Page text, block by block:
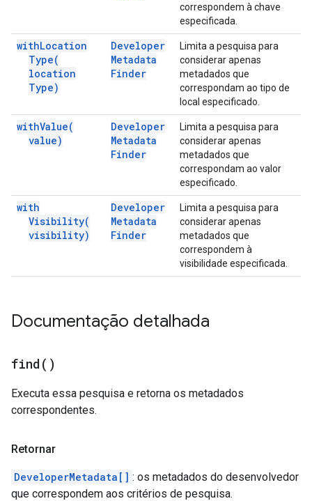
correspondem à chave
especificada.
withLocation
Type(
location
Type)
Developer
Metadata
Finder
Limita a pesquisa para
considerar apenas
metadados que
correspondam ao tipo de
local especificado.
withValue(
value)
Developer
Metadata
Finder
Limita a pesquisa para
considerar apenas
metadados que
correspondam ao valor
especificado.
with
Visibility(
visibility)
Developer
Metadata
Finder
Limita a pesquisa para
considerar apenas
metadados que
correspondem à
visibilidade especificada.
Documentação detalhada
find( )
Executa essa pesquisa e retorna os metadados
correspondentes.
Retornar
DeveloperMetadata[] : os metadados do desenvolvedor
que correspondem aos critérios de pesquisa.